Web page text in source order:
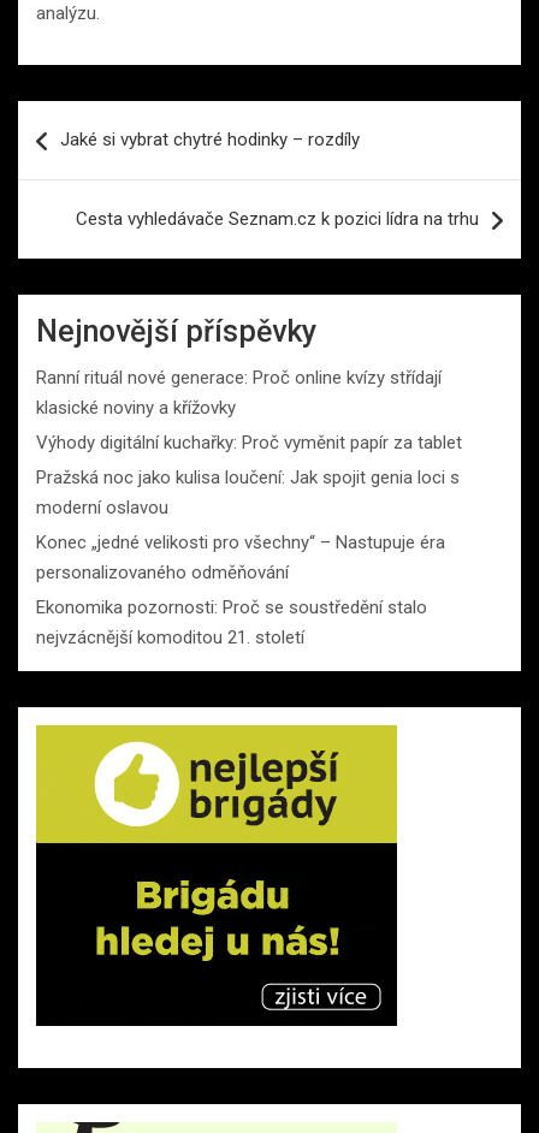
analýzu.
proJaké si vybrat chytré hodinky – rozdíly
Cesta vyhledávače Seznam.cz k pozici lídra na trhu
Nejnovější příspěvky
Ranní rituál nové generace: Proč online kvízy střídají
klasické noviny a křížovky
Výhody digitální kuchařky: Proč vyměnit papír za tablet
Pražská noc jako kulisa loučení: Jak spojit genia loci s
moderní oslavou
Konec „jedné velikosti pro všechny“ – Nastupuje éra
personalizovaného odměňování
Ekonomika pozornosti: Proč se soustředění stalo
nejvzácnější komoditou 21. století